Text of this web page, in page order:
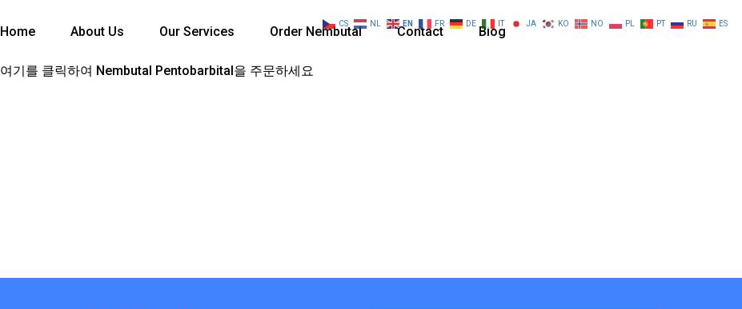
Home About Us Our Services Order Nembutal Contact Blog
여기를 클릭하여 Nembutal Pentobarbital을 주문하세요
CS NL EN FR DE IT JA KO NO PL PT RU ES